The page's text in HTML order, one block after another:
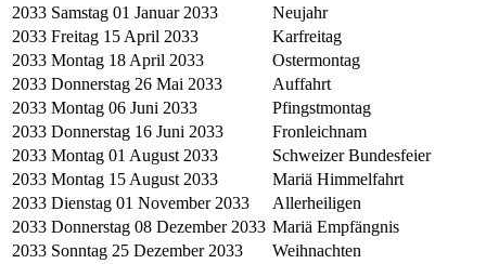
2033 Samstag 01 Januar 2033
Neujahr
2033 Freitag 15 April 2033
Karfreitag
2033 Montag 18 April 2033
Ostermontag
2033 Donnerstag 26 Mai 2033
Auffahrt
2033 Montag 06 Juni 2033
Pfingstmontag
2033 Donnerstag 16 Juni 2033
Fronleichnam
2033 Montag 01 August 2033
Schweizer Bundesfeier
2033 Montag 15 August 2033
Mariä Himmelfahrt
2033 Dienstag 01 November 2033
Allerheiligen
2033 Donnerstag 08 Dezember 2033 Mariä Empfängnis
2033 Sonntag 25 Dezember 2033
Weihnachten